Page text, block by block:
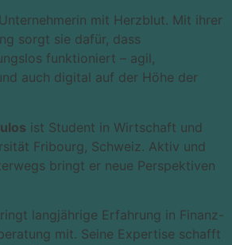
mit Herzblut. Mit ihrer
sorgt sie dafür, dass
funktioniert – agil,
auch digital auf der Höhe der
ist Student in Wirtschaft und
Fribourg, Schweiz. Aktiv und
bringt er neue Perspektiven
langjährige Erfahrung in Finanz-
mit. Seine Expertise schafft